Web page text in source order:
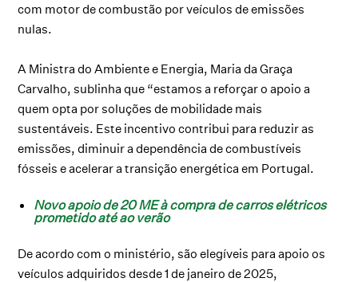
com motor de combustão por veículos de emissões
nulas.
A Ministra do Ambiente e Energia, Maria da Graça
Carvalho, sublinha que “estamos a reforçar o apoio a
quem opta por soluções de mobilidade mais
sustentáveis. Este incentivo contribui para reduzir as
emissões, diminuir a dependência de combustíveis
fósseis e acelerar a transição energética em Portugal.
Novo apoio de 20 ME à compra de carros elétricos
prometido até ao verão
De acordo com o ministério, são elegíveis para apoio os
veículos adquiridos desde 1 de janeiro de 2025,